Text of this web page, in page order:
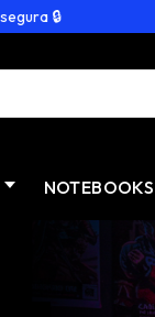
NOTEBOOKS